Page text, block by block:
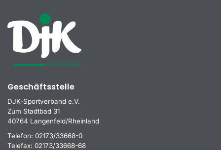
Geschäftsstelle
DJK-Sportverband e.V.
Zum Stadtbad 31
40764 Langenfeld/Rheinland
Telefon: 02173/33668-0
Telefax: 02173/33668-68